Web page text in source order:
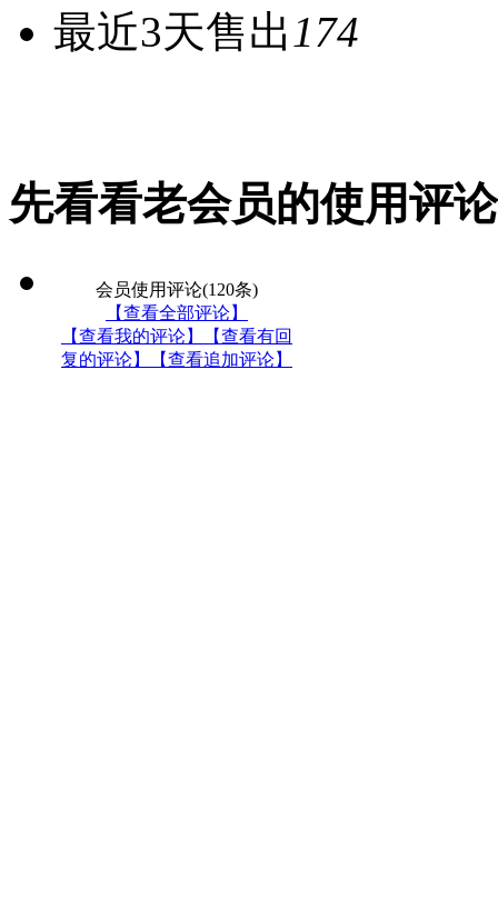
最近3天售出174
先看看老会员的使用评
会员使用评论(120条)
【查看全部评论】
【查看我的评论】
【查看有回
复的评论】
【查看追加评论】